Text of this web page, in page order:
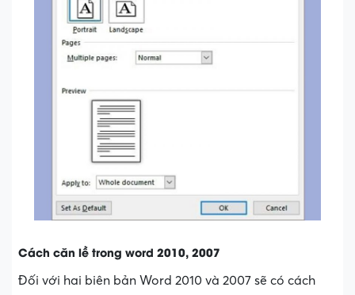
Cách căn lề trong word 2010, 2007
Đối với hai biên bản Word 2010 và 2007 sẽ có cách